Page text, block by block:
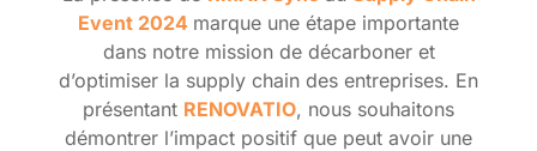
Event 2024 marque une étape importante
dans notre mission de décarboner et
d’optimiser la supply chain des entreprises. En
présentant RENOVATIO, nous souhaitons
démontrer l’impact positif que peut avoir une